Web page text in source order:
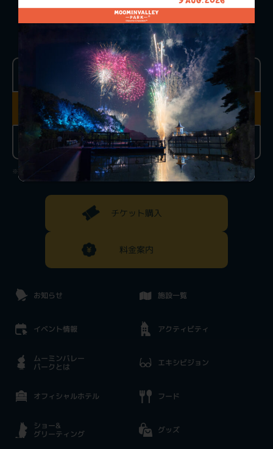
TICKET PRICE ONE-DAY PASS
おとな こども
（4歳以上高校生以下）
前売り
3,900円
前売り
1,000円
当日チケット
4,300円
当日チケット
1,300円
※チケットは閉園時間の1時間前までお買い求めいただけます。
チケット購入
料金案内
お知らせ
イベント情報
ムーミンバレー
パークとは
オフィシャルホテル
ショー&
グリーティング
施設一覧
アクティビティ
エキシビジョン
フード
グッズ